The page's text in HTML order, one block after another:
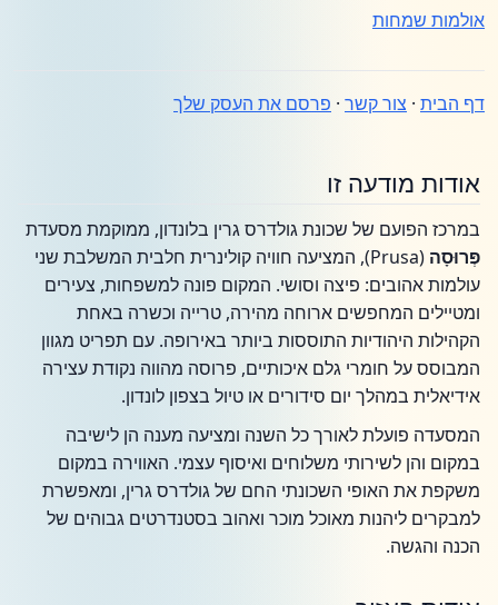
אולמות שמחות
דף הבית · צור קשר · פרסם את העסק שלך
אודות מודעה זו
במרכז הפועם של שכונת גולדרס גרין בלונדון, ממוקמת מסעדת
פְּרוּסָה
(Prusa), המציעה חוויה קולינרית חלבית המשלבת שני
עולמות אהובים: פיצה וסושי. המקום פונה למשפחות, צעירים
ומטיילים המחפשים ארוחה מהירה, טרייה וכשרה באחת
הקהילות היהודיות התוססות ביותר באירופה. עם תפריט מגוון
המבוסס על חומרי גלם איכותיים, פרוסה מהווה נקודת עצירה
אידיאלית במהלך יום סידורים או טיול בצפון לונדון.
המסעדה פועלת לאורך כל השנה ומציעה מענה הן לישיבה
במקום והן לשירותי משלוחים ואיסוף עצמי. האווירה במקום
משקפת את האופי השכונתי החם של גולדרס גרין, ומאפשרת
למבקרים ליהנות מאוכל מוכר ואהוב בסטנדרטים גבוהים של
הכנה והגשה.